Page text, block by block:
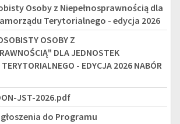
Osoby z Niepełnosprawnością dla
Terytorialnego - edycja 2026
OSOBY Z
DLA JEDNOSTEK
- EDYCJA 2026 NABÓR
JST-2026.pdf
do Programu